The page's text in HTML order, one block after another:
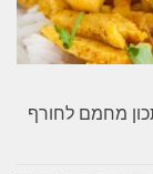
מחמם לחורף